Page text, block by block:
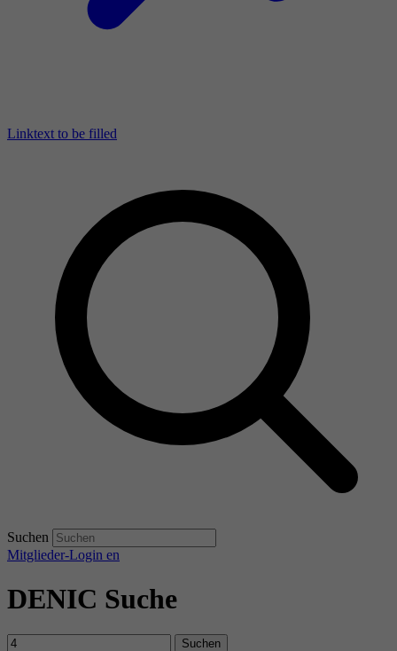
Linktext to be filled
Suchen
Mitglieder-Login en
DENIC Suche
Suchen